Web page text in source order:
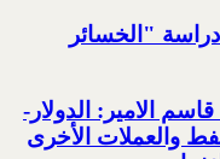
"الخسائر
الامير: الدولار-
والعملات الأخرى